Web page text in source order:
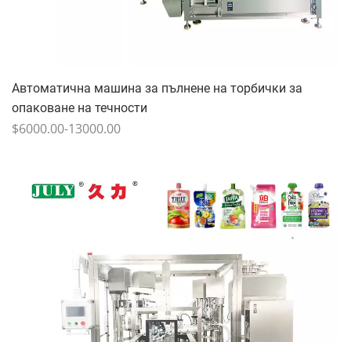
Автоматична машина за пълнене на торбички за
опаковане на течности
$6000.00-13000.00